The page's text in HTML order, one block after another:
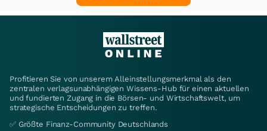
Profitieren Sie von unserem Alleinstellungsmerkmal als den
zentralen verlagsunabhängigen Wissens-Hub für einen aktuellen
und fundierten Zugang in die Börsen- und Wirtschaftswelt, um
strategische Entscheidungen zu treffen.
✅ Größte Finanz-Community Deutschlands